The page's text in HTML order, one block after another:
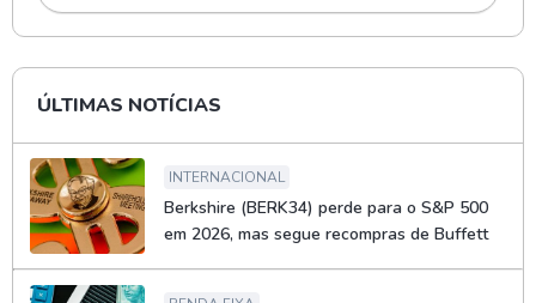
ÚLTIMAS NOTÍCIAS
INTERNACIONAL
Berkshire (BERK34) perde para o S&P 500
em 2026, mas segue recompras de Buffett